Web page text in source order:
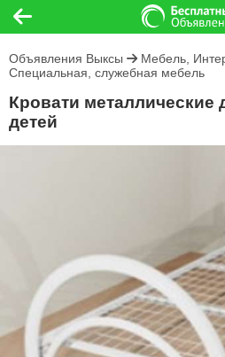
Объявления Выксы
Мебель,
Специальная, служебная мебель
Кровати металлические
детей